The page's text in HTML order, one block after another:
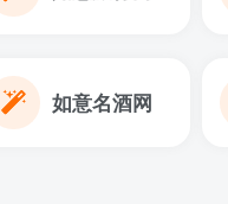
如意名酒网